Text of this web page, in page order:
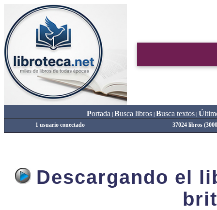
Portada Busca libros| Busca textos| Ú
1 usuario conectado 37024 libros
Descargando el